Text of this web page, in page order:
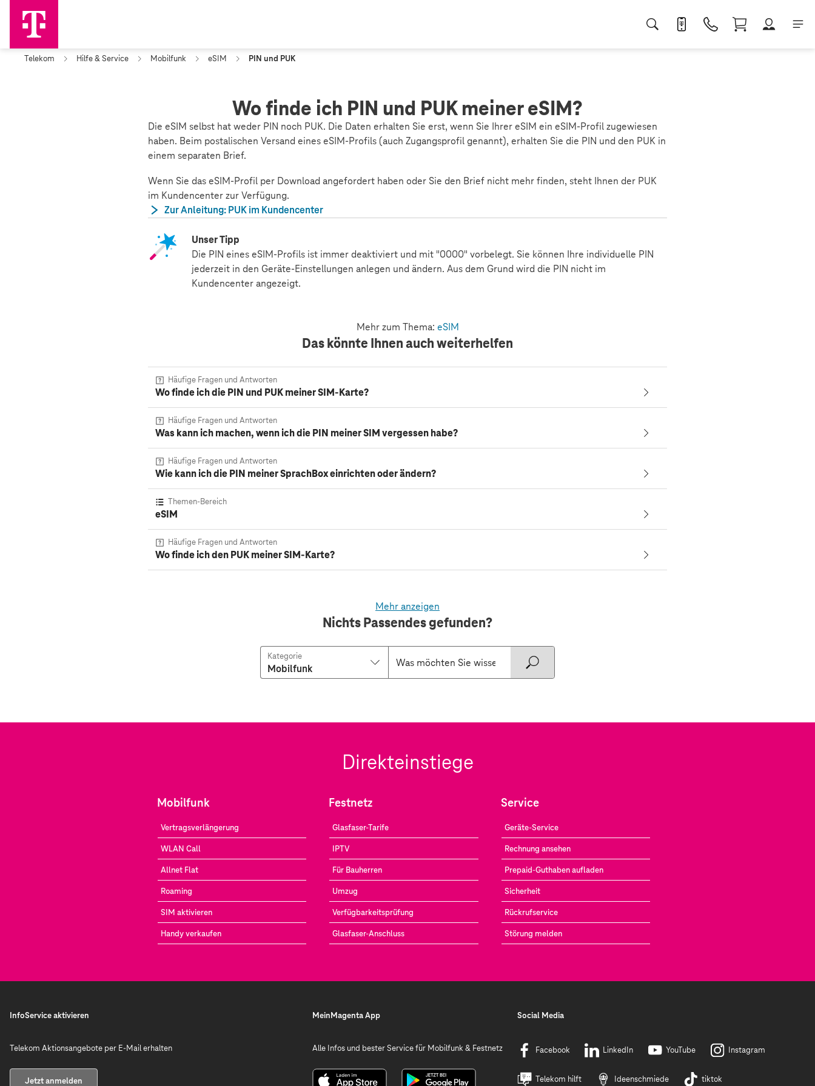
Telekom Hilfe & Service Mobilfunk eSIM PIN und PUK
Wo finde ich PIN und PUK meiner eSIM?
Die eSIM selbst hat weder PIN noch PUK. Die Daten erhalten Sie erst, wenn Sie Ihrer eSIM ein eSIM-Profil zugewiesen
haben. Beim postalischen Versand eines eSIM-Profils (auch Zugangsprofil genannt), erhalten Sie die PIN und den PUK in
einem separaten Brief.
Wenn Sie das eSIM-Profil per Download angefordert haben oder Sie den Brief nicht mehr finden, steht Ihnen der PUK
im Kundencenter zur Verfügung.
Zur Anleitung: PUK im Kundencenter
Unser Tipp
Die PIN eines eSIM-Profils ist immer deaktiviert und mit "0000" vorbelegt. Sie können Ihre individuelle PIN
jederzeit in den Geräte-Einstellungen anlegen und ändern. Aus dem Grund wird die PIN nicht im
Kundencenter angezeigt.
Mehr zum Thema: eSIM
Das könnte Ihnen auch weiterhelfen
Häufige Fragen und Antworten
Wo finde ich die PIN und PUK meiner SIM-Karte?
Häufige Fragen und Antworten
Was kann ich machen, wenn ich die PIN meiner SIM vergessen habe?
Häufige Fragen und Antworten
Wie kann ich die PIN meiner SprachBox einrichten oder ändern?
Themen-Bereich
eSIM
Häufige Fragen und Antworten
Wo finde ich den PUK meiner SIM-Karte?
Mehr anzeigen
Nichts Passendes gefunden?
Mobilfunk
Kategorie
Direkteinstiege
Mobilfunk
Vertragsverlängerung
WLAN Call
Allnet Flat
Roaming
SIM aktivieren
Handy verkaufen
Festnetz
Glasfaser-Tarife
IPTV
Für Bauherren
Umzug
Verfügbarkeitsprüfung
Glasfaser-Anschluss
Service
Geräte-Service
Rechnung ansehen
Prepaid-Guthaben aufladen
Sicherheit
Rückrufservice
Störung melden
InfoService aktivieren
Telekom Aktionsangebote per E-Mail erhalten
Jetzt anmelden
MeinMagenta App
Alle Infos und bester Service für Mobilfunk & Festnetz
Social Media
Facebook LinkedIn YouTube Instagram
Telekom hilft Ideenschmiede tiktok